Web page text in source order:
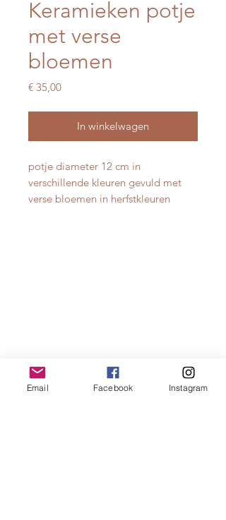
Keramieken potje
met verse
bloemen
€ 35,00Prijs
In winkelwagen
potje diameter 12 cm in
verschillende kleuren gevuld met
verse bloemen in herfstkleuren
Email Facebook Instagram